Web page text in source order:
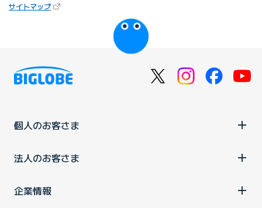
サイトマップ
個人のお客さま
法人のお客さま
企業情報